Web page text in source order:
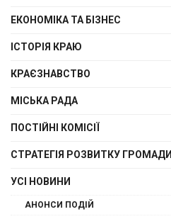
ЕКОНОМІКА ТА БІЗНЕС
ІСТОРІЯ КРАЮ
КРАЄЗНАВСТВО
МІСЬКА РАДА
ПОСТІЙНІ КОМІСІЇ
СТРАТЕГІЯ РОЗВИТКУ ГРОМАДИ
УСІ НОВИНИ
АНОНСИ ПОДІЙ